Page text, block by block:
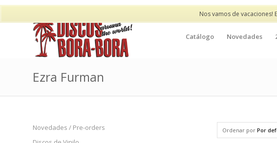
Nos vamos de vacaciones!
Catálogo Novedades
Ezra Furman
Ordenar por Por
Novedades / Pre-orders